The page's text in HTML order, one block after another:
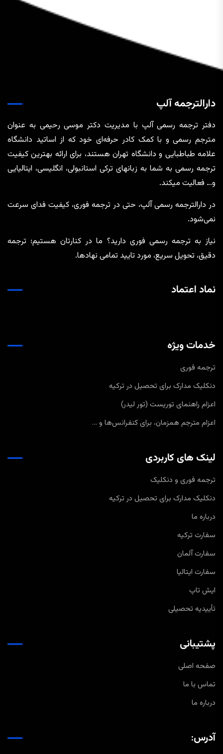
دارالترجمه آلپ
دفتر ترجمه رسمی آلپ با مدیریت دکتر موسی رحیمی به عنوان
مترجم رسمی و با کمک کادر حرفه‌ای خود که از اساتید دانشگاه
علامه طباطبایی و دانشگاه تهران هستند، برای ارائه بهترین کیفیت
ترجمه رسمی به شما به زبانهای ترکی استانبولی، انگلیسی، ایتالیایی
و… فعالیت میکند.
در دارالترجمه رسمی آلپ، حتی در ترجمه‌ فوری، کیفیت فدای سرعت
نمی‌شود.
نیاز به ترجمه رسمی فوری دارید؟ ما در کنارتان هستیم؛ ترجمه
دقیق، تحویل سریع، مورد تایید تمامی نهادها.
نماد اعتماد
خدمات ویژه
ترجمه فوری
دنکلیک مدارک برای تحصیل در ترکیه
اعزام راهنمای توریست (تور لیدر)
اعزام مترجم همزمان، برای کنفرانس‌ها و …
لینک های کاربردی
ترجمه فوری و دنکلیک
دنکلیک مدارک برای تحصیل در ترکیه
درباره ما
سفارت ترکیه
سفارت آلمان
سفارت ایتالیا
ایش تاپ
تأییدیه تحصیلی
پشتیبانی
صفحه اصلی
تماس با ما
درباره ما
آدرس: